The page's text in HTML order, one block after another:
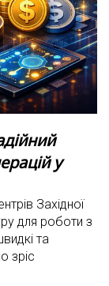
у
Західної
для роботи з
та
зріс